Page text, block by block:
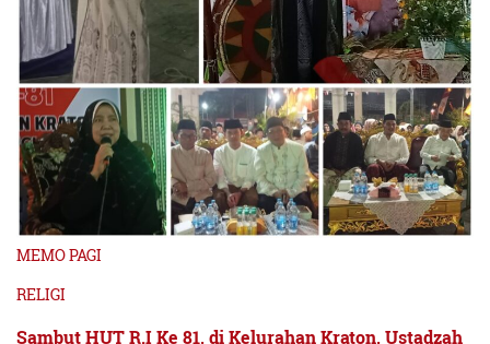
MEMO PAGI
RELIGI
Sambut HUT R.I Ke 81, di Kelurahan Kraton, Ustadzah